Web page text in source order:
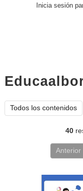
Inicia sesión
Todos los contenidos
40
Anterior